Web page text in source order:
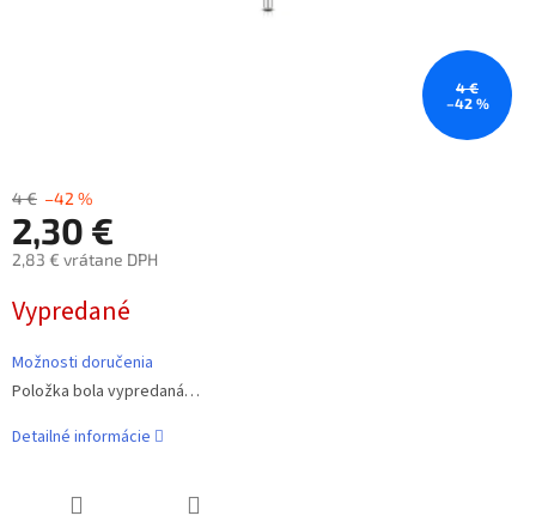
4 €
–42 %
4 € –42 %
2,30 €
2,83 € vrátane DPH
cena:
Vypredané
Možnosti doručenia
Položka bola vypredaná…
Detailné informácie